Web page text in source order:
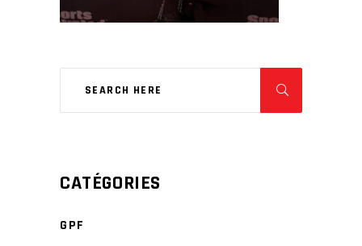
CATÉGORIES
GPF